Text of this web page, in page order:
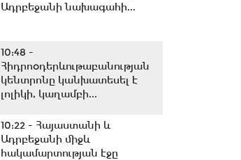
Ադրբեջանի նախագահի...
10:48 -
Հիդրոօդերևութաբանության
կենտրոնը կանխատեսել է
լոլիկի, կաղամբի...
10:22 - Հայաստանի և
Ադրբեջանի միջև
հակամարտության էջը